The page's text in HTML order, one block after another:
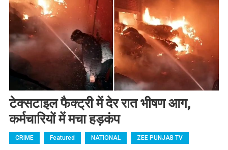
टेक्सटाइल फैक्ट्री में देर रात भीषण आग,
कर्मचारियों में मचा हड़कंप
CRIME Featured NATIONAL ZEE PUNJAB TV